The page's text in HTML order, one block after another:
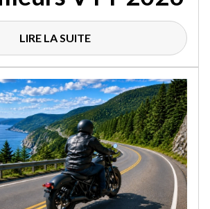
LIRE LA SUITE